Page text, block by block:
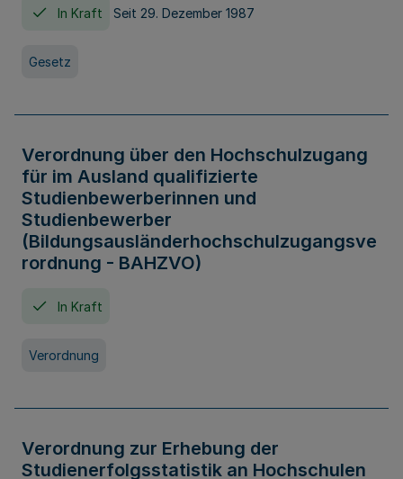
In Kraft Seit 29. Dezember 1987
Gesetz
Verordnung über den Hochschulzugang
für im Ausland qualifizierte
Studienbewerberinnen und
Studienbewerber
(Bildungsausländerhochschulzugangsve
rordnung - BAHZVO)
In Kraft
Verordnung
Verordnung zur Erhebung der
Studienerfolgsstatistik an Hochschulen